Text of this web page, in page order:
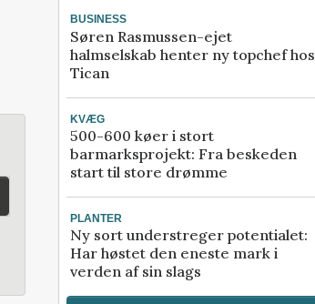
BUSINESS
Søren Rasmussen-ejet
halmselskab henter ny topchef hos
Tican
KVÆG
500-600 køer i stort
barmarksprojekt: Fra beskeden
start til store drømme
PLANTER
Ny sort understreger potentialet:
Har høstet den eneste mark i
verden af sin slags